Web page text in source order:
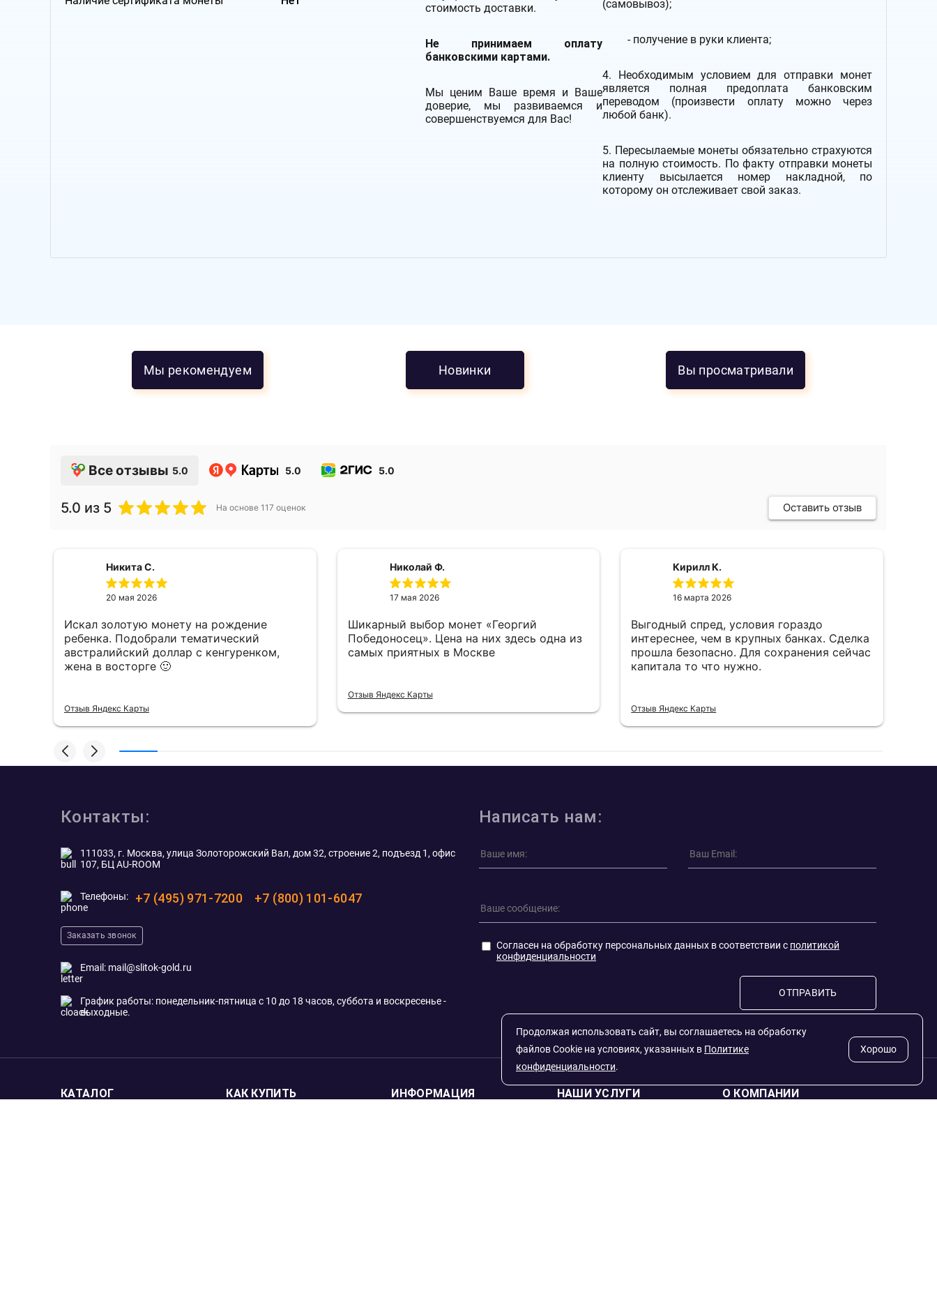
стоимость доставки.
Не принимаем оплату
банковскими картами.
Мы ценим Ваше время и Ваше
доверие, мы развиваемся и
совершенствуемся для Вас!
(самовывоз);
- получение в руки клиента;
4. Необходимым условием для отправки монет
является полная предоплата банковским
переводом (произвести оплату можно через
любой банк).
5. Пересылаемые монеты обязательно страхуются
на полную стоимость. По факту отправки монеты
клиенту высылается номер накладной, по
которому он отслеживает свой заказ.
Мы рекомендуем Новинки Вы просматривали
Все отзывы 5.0 5.0 5.0
5.0 из 5 На основе 117 оценок Оставить отзыв
Никита С.
20 мая 2026
Искал золотую монету на рождение
ребенка. Подобрали тематический
австралийский доллар с кенгуренком,
жена в восторге 🙂
Отзыв Яндекс Карты
Николай Ф.
17 мая 2026
Шикарный выбор монет «Георгий
Победоносец». Цена на них здесь одна из
самых приятных в Москве
Отзыв Яндекс Карты
Кирилл К.
16 марта 2026
Выгодный спред, условия гораздо
интереснее, чем в крупных банках. Сделка
прошла безопасно. Для сохранения сейчас
капитала то что нужно.
Отзыв Яндекс Карты
Контакты:
111033, г. Москва, улица Золоторожский Вал, дом 32, строение 2, подъезд 1, офис
107, БЦ AU-ROOM
Телефоны: +7 (495) 971-7200 +7 (800) 101-6047
Заказать звонок
Email: mail@slitok-gold.ru
График работы: понедельник-пятница с 10 до 18 часов, суббота и воскресенье -
выходные.
Написать нам:
Согласен на обработку персональных данных в соответствии с политикой
конфиденциальности
ОТПРАВИТЬ
КАТАЛОГ КАК КУПИТЬ ИНФОРМАЦИЯ НАШИ УСЛУГИ О КОМПАНИИ
Продолжая использовать сайт, вы соглашаетесь на обработку
файлов Cookie на условиях, указанных в Политике
конфиденциальности.
Хорошо